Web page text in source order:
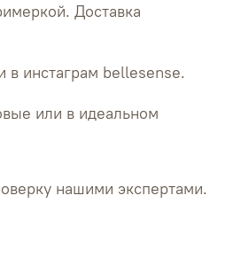
Доставка
в инстаграм bellesense.
или в идеальном
нашими экспертами.